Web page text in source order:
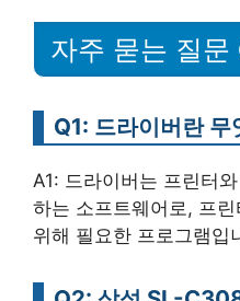
자주 묻는 질문
Q1: 드라이버란 무
A1: 드라이버는 프린터
하는 소프트웨어로, 프
위해 필요한 프로그램입